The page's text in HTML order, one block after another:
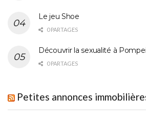
Le jeu Shoe
0 PARTAGES
Découvrir la sexualité à Pompei
0 PARTAGES
Petites annonces